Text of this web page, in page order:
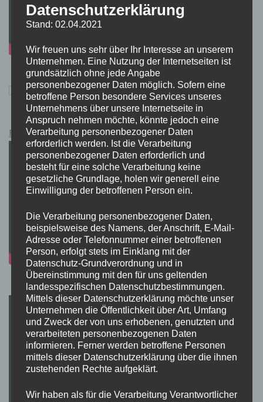
Pokémon Schwert und Schild Kauflink.>LINK<
Datenschutzerklärung
Stand: 02.04.2021
Wir freuen uns sehr über Ihr Interesse an unserem
Unternehmen. Eine Nutzung der Internetseiten ist
grundsätzlich ohne jede Angabe
personenbezogener Daten möglich. Sofern eine
betroffene Person besondere Services unseres
Unternehmens über unsere Internetseite in
Anspruch nehmen möchte, könnte jedoch eine
Verarbeitung personenbezogener Daten
erforderlich werden. Ist die Verarbeitung
personenbezogener Daten erforderlich und
besteht für eine solche Verarbeitung keine
gesetzliche Grundlage, holen wir generell eine
Einwilligung der betroffenen Person ein.
Die Verarbeitung personenbezogener Daten,
beispielsweise des Namens, der Anschrift, E-Mail-
Adresse oder Telefonnummer einer betroffenen
Person, erfolgt stets im Einklang mit der
Datenschutz-Grundverordnung und in
Übereinstimmung mit den für uns geltenden
landesspezifischen Datenschutzbestimmungen.
Mittels dieser Datenschutzerklärung möchte unser
Unternehmen die Öffentlichkeit über Art, Umfang
und Zweck der von uns erhobenen, genutzten und
verarbeiteten personenbezogenen Daten
informieren. Ferner werden betroffene Personen
mittels dieser Datenschutzerklärung über die ihnen
zustehenden Rechte aufgeklärt.
Wir haben als für die Verarbeitung Verantwortlicher